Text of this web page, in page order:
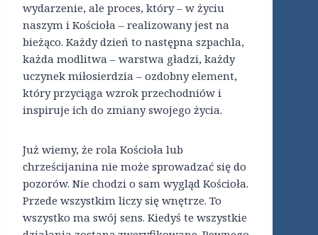
wydarzenie, ale proces, który – w życiu
naszym i Kościoła – realizowany jest na
bieżąco. Każdy dzień to następna szpachla,
każda modlitwa – warstwa gładzi, każdy
uczynek miłosierdzia – ozdobny element,
który przyciąga wzrok przechodniów i
inspiruje ich do zmiany swojego życia.
Już wiemy, że rola Kościoła lub
chrześcijanina nie może sprowadzać się do
pozorów. Nie chodzi o sam wygląd Kościoła.
Przede wszystkim liczy się wnętrze. To
wszystko ma swój sens. Kiedyś te wszystkie